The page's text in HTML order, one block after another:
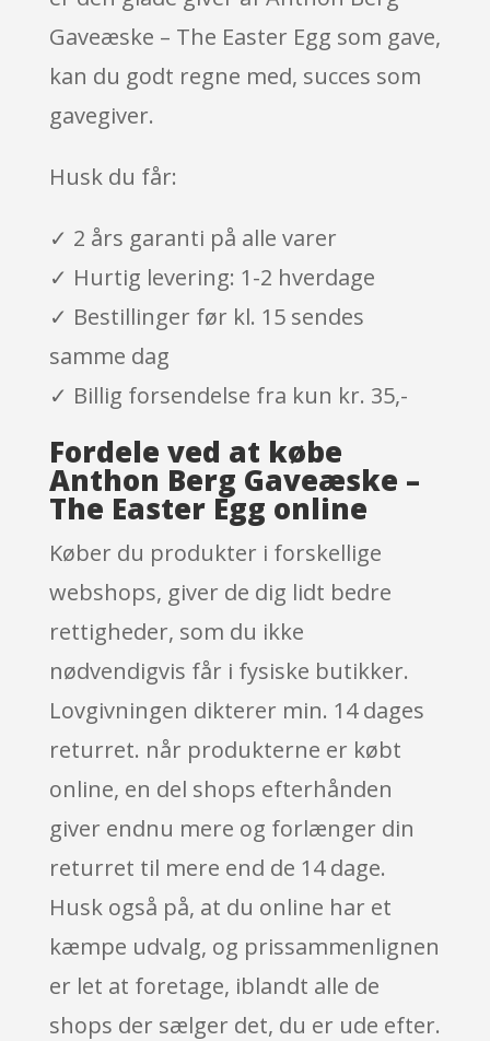
Gaveæske – The Easter Egg som gave,
kan du godt regne med, succes som
gavegiver.
Husk du får:
✓ 2 års garanti på alle varer
✓ Hurtig levering: 1-2 hverdage
✓ Bestillinger før kl. 15 sendes
samme dag
✓ Billig forsendelse fra kun kr. 35,-
Fordele ved at købe
Anthon Berg Gaveæske –
The Easter Egg online
Køber du produkter i forskellige
webshops, giver de dig lidt bedre
rettigheder, som du ikke
nødvendigvis får i fysiske butikker.
Lovgivningen dikterer min. 14 dages
returret. når produkterne er købt
online, en del shops efterhånden
giver endnu mere og forlænger din
returret til mere end de 14 dage.
Husk også på, at du online har et
kæmpe udvalg, og prissammenlignen
er let at foretage, iblandt alle de
shops der sælger det, du er ude efter.